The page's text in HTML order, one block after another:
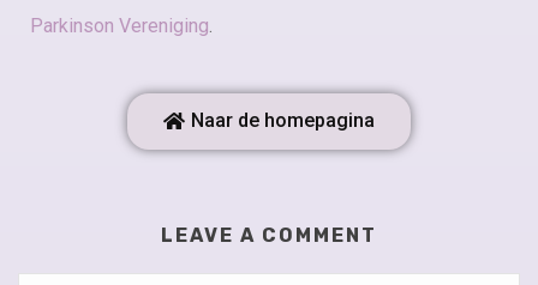
Parkinson Vereniging.
Naar de homepagina
LEAVE A COMMENT